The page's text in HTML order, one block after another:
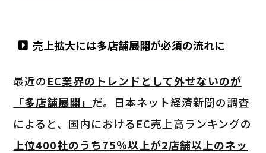
売上拡大には多店舗展開が必須の流れに
最近のEC業界のトレンドとして外せないのが
「多店舗展開」 だ。日本ネット経済新聞の調査
によると、国内におけるEC売上高ランキングの
上位400社のうち75％以上が2店舗以上のネッ